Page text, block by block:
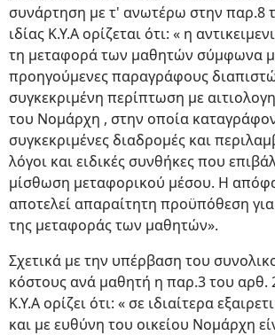
συνάρτηση με τ' ανωτέρω στην παρ.8
ιδίας Κ.Υ.Α ορίζεται ότι: « η
τη μεταφορά των μαθητών σύμφωνα
προηγούμενες παραγράφους
συγκεκριμένη περίπτωση με
του Νομάρχη , στην οποία
συγκεκριμένες διαδρομές και
λόγοι και ειδικές συνθήκες που
μίσθωση μεταφορικού μέσου. Η
αποτελεί απαραίτητη προϋπόθεση
της μεταφοράς των μαθητών».
Σχετικά με την υπέρβαση του
κόστους ανά μαθητή η παρ.3 του αρθ.
Κ.Υ.Α ορίζει ότι: « σε ιδιαίτερα
και με ευθύνη του οικείου Νομάρχη